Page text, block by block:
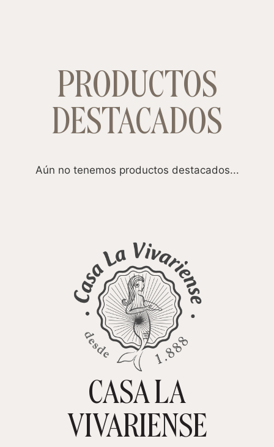
PRODUCTOS
DESTACADOS
Aún no tenemos productos destacados...
TIENDA ONLINECASA LA
VIVARIENSE